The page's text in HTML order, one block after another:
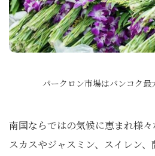
パークロン市場はバンコク最
南国ならではの気候に恵まれ様
スカスやジャスミン、スイレン